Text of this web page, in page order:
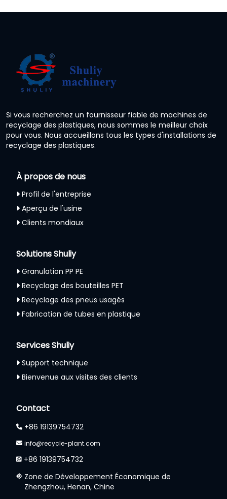
Si vous recherchez un fournisseur fiable de machines de
recyclage des plastiques, nous sommes le meilleur choix
pour vous. Nous accueillons tous les types d'installations de
recyclage des plastiques.
À propos de nous
Profil de l'entreprise
Aperçu de l'usine
Clients mondiaux
Solutions Shuliy
Granulation PP PE
Recyclage des bouteilles PET
Recyclage des pneus usagés
Fabrication de tubes en plastique
Services Shuliy
Support technique
Bienvenue aux visites des clients
Contact
+86 19139754732
info@recycle-plant.com
+86 19139754732
Zone de Développement Économique de
Zhengzhou, Henan, Chine